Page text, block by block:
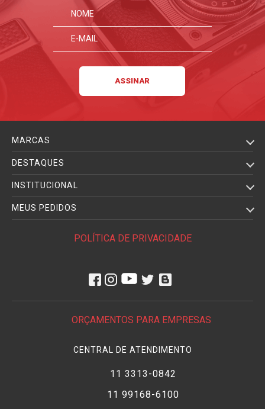
MARCAS
DESTAQUES
INSTITUCIONAL
MEUS PEDIDOS
POLÍTICA DE PRIVACIDADE
ORÇAMENTOS PARA EMPRESAS
CENTRAL DE ATENDIMENTO
11 3313-0842
11 99168-6100